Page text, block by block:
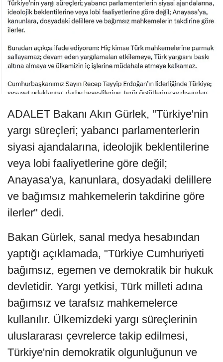
ADALET Bakanı Akın Gürlek, "Türkiye'nin
yargı süreçleri; yabancı parlamenterlerin
siyasi ajandalarına, ideolojik beklentilerine
veya lobi faaliyetlerine göre değil;
Anayasa'ya, kanunlara, dosyadaki delillere
ve bağımsız mahkemelerin takdirine göre
ilerler" dedi.
Bakan Gürlek, sanal medya hesabından
yaptığı açıklamada, "Türkiye Cumhuriyeti
bağımsız, egemen ve demokratik bir hukuk
devletidir. Yargı yetkisi, Türk milleti adına
bağımsız ve tarafsız mahkemelerce
kullanılır. Ülkemizdeki yargı süreçlerinin
uluslararası çevrelerce takip edilmesi,
Türkiye'nin demokratik olgunluğunun ve